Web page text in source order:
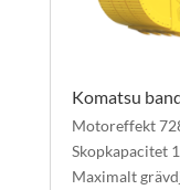
Komatsu
Motoreffekt
Skopkapacitet
Maximalt